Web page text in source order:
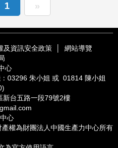
1 »
及資訊安全政策
網站導覽
心
03296 朱小姐 或 01814 陳小姐
新台五路一段79號2樓
心
權為財團法人中國生產力中心所有